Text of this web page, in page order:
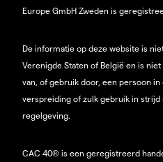
Europe GmbH Zweden is
De informatie op deze website is
Verenigde Staten of België en is
van, of gebruik door, een persoon
verspreiding of zulk gebruik in strijd
regelgeving.
CAC 40® is een geregistreerd